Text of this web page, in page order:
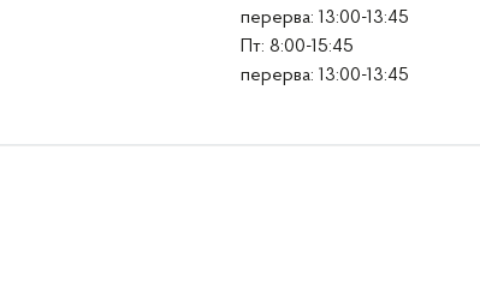
перерва: 13:00-13:45
Пт: 8:00-15:45
перерва: 13:00-13:45